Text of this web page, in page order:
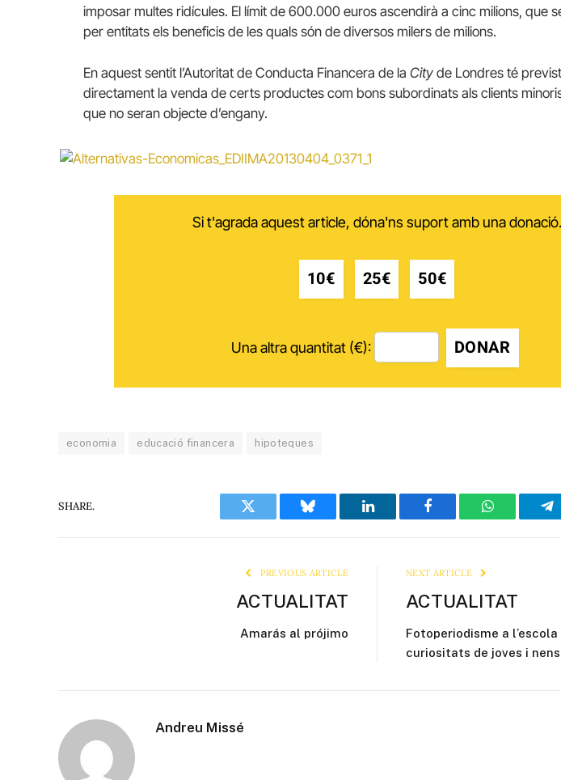
imposar multes ridícules. El límit de 600.000 euros ascendirà a cinc milions, que
per entitats els beneficis de les quals són de diversos milers de milions.
En aquest sentit l’Autoritat de Conducta Financera de la City de Londres té
directament la venda de certs productes com bons subordinats als clients
que no seran objecte d’engany.
Si t'agrada aquest article, dóna'ns suport amb una donació.
10€ 25€ 50€
Una altra quantitat (€): DONAR
economia educació financera hipoteques
SHARE.
Twitter Bluesky LinkedIn Facebook WhatsApp
PREVIOUS ARTICLE
ACTUALITAT
Amarás al prójimo
NEXT ARTICLE
ACTUALITAT
Fotoperiodisme a
curiositats de joves i nens
Andreu Missé